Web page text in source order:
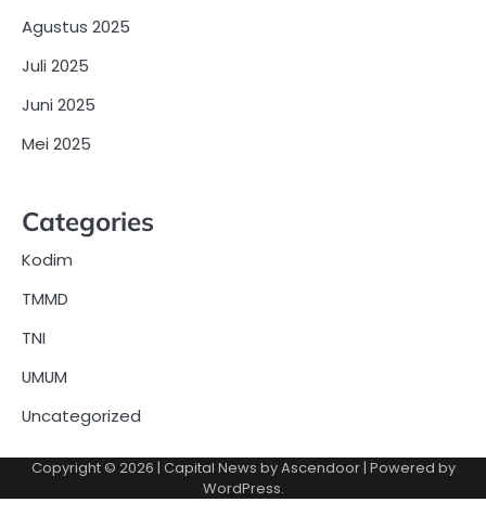
Agustus 2025
Juli 2025
Juni 2025
Mei 2025
Categories
Kodim
TMMD
TNI
UMUM
Uncategorized
Copyright © 2026 | Capital News byAscendoor| Powered by
WordPress.